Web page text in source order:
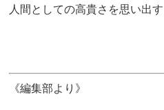
人間としての高貴さを思い出
《編集部より》